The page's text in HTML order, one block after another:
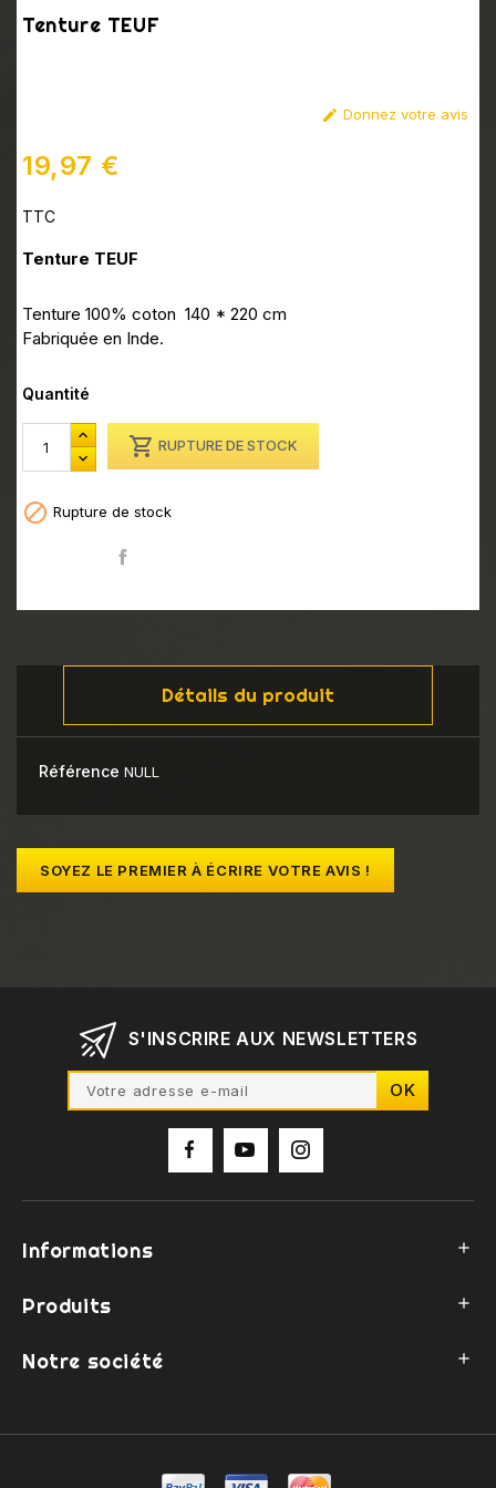
Tenture TEUF
 Donnez votre avis
19,97 €
TTC
Tenture TEUF
Tenture 100% coton 140 * 220 cm
Fabriquée en Inde.
Quantité
 RUPTURE DE STOCK
 Rupture de stock
Détails du produit
Référence NULL
SOYEZ LE PREMIER À ÉCRIRE VOTRE AVIS !
S'INSCRIRE AUX NEWSLETTERS
Informations 
Produits 
Notre société 